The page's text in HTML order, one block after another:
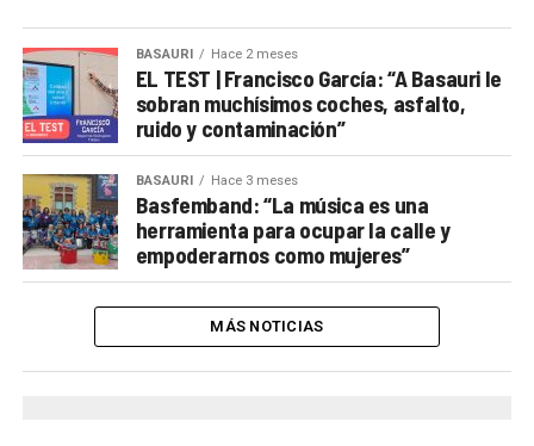
BASAURI Hace 2 meses
EL TEST | Francisco García: “A Basauri le
sobran muchísimos coches, asfalto,
ruido y contaminación”
BASAURI Hace 3 meses
Basfemband: “La música es una
herramienta para ocupar la calle y
empoderarnos como mujeres”
MÁS NOTICIAS